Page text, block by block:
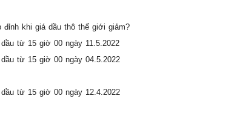
khi giá dầu thô thế giới giảm?
từ 15 giờ 00 ngày 11.5.2022
từ 15 giờ 00 ngày 04.5.2022
từ 15 giờ 00 ngày 12.4.2022